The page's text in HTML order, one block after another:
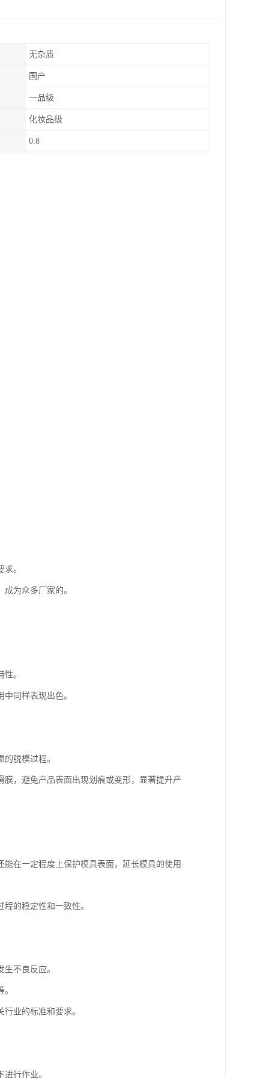
无杂质
国产
一品级
化妆品级
0.8
。
为众多厂家的。
。
同样表现出色。
脱模过程。
，避免产品表面出现划痕或变形，显著提升产
在一定程度上保护模具表面，延长模具的使用
的稳定性和一致性。
不良反应。
业的标准和要求。
行作业。